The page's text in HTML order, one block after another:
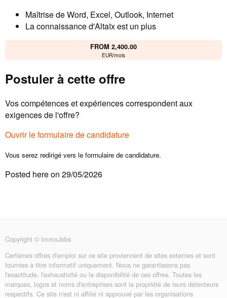
Maîtrise de Word, Excel, Outlook, Internet
La connaissance d'Altaïx est un plus
FROM 2,400.00
EUR/mois
Postuler à cette offre
Vos compétences et expériences correspondent aux
exigences de l'offre?
Ouvrir le formulaire de candidature
Vous serez redirigé vers le formulaire de candidature.
Posted here on 29/05/2026
Copyright © ImmoJobs
Certaines offres d'emploi sur ce site proviennent de sites externes et sont
fournies à titre informatif uniquement. Nous ne garantissons pas
l'exactitude, l'exhaustivité ou la disponibilité de ces offres. Toutes les
marques, logos et noms d'entreprises sont la propriété de leurs détenteurs
respectifs. Ce site n'est ni affilié ni approuvé par les organisations